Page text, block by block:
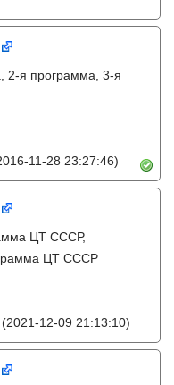
2-я программа, 3-я
11-28 23:27:46)
ЦТ СССР,
ЦТ СССР
(2021-12-09 21:13:10)